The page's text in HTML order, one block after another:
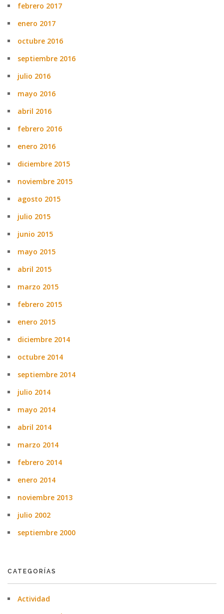
febrero 2017
enero 2017
octubre 2016
septiembre 2016
julio 2016
mayo 2016
abril 2016
febrero 2016
enero 2016
diciembre 2015
noviembre 2015
agosto 2015
julio 2015
junio 2015
mayo 2015
abril 2015
marzo 2015
febrero 2015
enero 2015
diciembre 2014
octubre 2014
septiembre 2014
julio 2014
mayo 2014
abril 2014
marzo 2014
febrero 2014
enero 2014
noviembre 2013
julio 2002
septiembre 2000
CATEGORÍAS
Actividad